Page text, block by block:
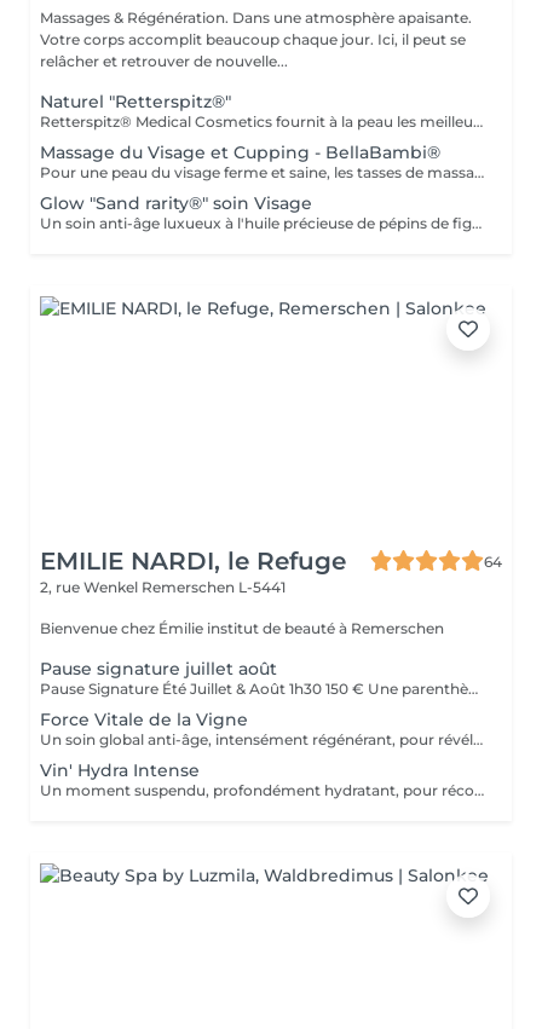
Massages & Régénération. Dans une atmosphère apaisante.
Votre corps accomplit beaucoup chaque jour. Ici, il peut se
relâcher et retrouver de nouvelle...
Naturel "Retterspitz®"
Retterspitz® Medical Cosmetics fournit à la peau les meilleurs produits et ingrédients de soins naturels. Le savoir traditionnel garantit une peau éclatante. Une peau bien soignée est une belle peau. Un teint frais et éclatant n'est pas une question d'âge, mais de soin. La peau est approvisionnée avec les meilleurs ingrédients de soin et des ingrédients naturels tels que le Q10, la provitamine B5, l'urée, des huiles précieuses et des extraits de plantes sélectionnés. Pour Retterspitz, un soin constant signifie également éviter systématiquement les additifs artificiels tels que les agents odorants, les émulsifiants critiques, les composants d'origine animale, les nanoparticules, les conservateurs inutiles, les microplastiques et bien plus encore... Nettoyage, gommage, massage du visage, soin final.
Massage du Visage et Cupping - BellaBambi®
Pour une peau du visage ferme et saine, les tasses de massage de BellaBambi® offrent un effet liftant naturel et une stimulation profonde et peuvent être utilisées aussi bien par les femmes que par les hommes pour garder la peau du visage en pleine forme. Cette application stimule la circulation sanguine, élimine les toxines et, lorsqu'elle est utilisée régulièrement, augmente l'élasticité de la peau du visage pour un effet liftant naturel. Tirer doucement sur la peau stimule également la production de collagène et soulage les tensions dans les muscles du visage. Il ouvre également les pores afin que les produits de soin puissent être encore mieux absorbés. Nettoyage, massage avec produit de soin et ventouses, soin final.
Glow "Sand rarity®" soin Visage
Un soin anti-âge luxueux à l'huile précieuse de pépins de figue de Barbarie régénère et laisse un teint éclatant de fraîcheur. Comprend un nettoyant, un masque, un sérum contour des yeux et une crème de finition. Ingrédients naturels et certifiés : 99 % d'origine naturelle, enrichis en huiles végétales précieuses et certifiés Cosmos Natural, gage d'une qualité irréprochable et de pratiques éthiques.
EMILIE NARDI, le Refuge
64
2, rue Wenkel Remerschen L-5441
Bienvenue chez Émilie institut de beauté à Remerschen
Pause signature juillet août
Pause Signature Été Juillet & Août 1h30 150 € Une parenthèse estivale imaginée pour retrouver légèreté, fraîcheur et éclat, au coeur de l'été. Ce rituel exclusif débute par un massage des jambes légères, associé aux bienfaits de la vigne rouge et du cassis, pour délasser les jambes et stimuler la circulation. Un masque fraîcheur vient ensuite prolonger cette sensation de légèreté. Le visage est ensuite sublimé grâce au Kobido Gua Sha Signature, réalisé avec l'huile sensuelle Vinésime enrichie en pépins de raisin et bourgeons de cassis. Les manuvres liftantes, drainantes et relaxantes redonnent éclat, tonicité et luminosité à la peau. Pour clôturer cette expérience, profitez d'une pause beauté des pieds avec pose de vernis, accompagnée d'une infusion glacée au cassis et à la menthe. Résultat : un corps plus léger, un visage visiblement reposé et lumineux, et un profond sentiment de bien-être. Disponible exclusivement en juillet et août.
Force Vitale de la Vigne
Un soin global anti-âge, intensément régénérant, pour révéler l'éclat originel de la peau. Grâce au Complexe A2OC* - alliance exclusive du Pinot Noir et du Cassis de Bourgogne, riches en antioxydants et actifs oxygénants - ce protocole offre un véritable bain de jouvence cutané. Les traits sont lissés, les défenses naturelles renforcées, la peau plus ferme, visiblement revitalisée. Le teint rayonne comme après un été sur les coteaux. *Anti-oxydant & Oxygénant Cellulaire, innovation exclusive Vinésime.
Vin' Hydra Intense
Un moment suspendu, profondément hydratant, pour réconforter la peau et apaiser l'esprit. Ce soin mêle lissages profonds et acupressions relaxantes, afin de favoriser une détente absolue. La peau retrouve un taux d'hydratation optimal grâce à l'application d'un masque signature Vinésime, gorgé d'actifs millésimés. Le visage paraît reposé, les traits détendus, le teint éclatant de fraîcheur.